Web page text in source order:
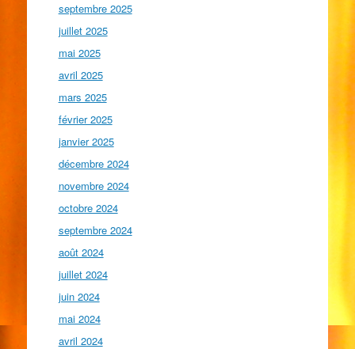
septembre 2025
juillet 2025
mai 2025
avril 2025
mars 2025
février 2025
janvier 2025
décembre 2024
novembre 2024
octobre 2024
septembre 2024
août 2024
juillet 2024
juin 2024
mai 2024
avril 2024